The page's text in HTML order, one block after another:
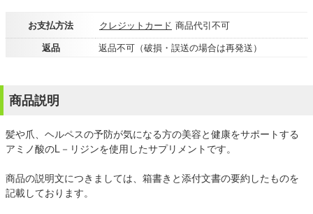
お支払方法 クレジットカード 商品代引不可
返品
返品不可（破損・誤送の場合は再発送）
商品説明
髪や爪、ヘルペスの予防が気になる方の美容と健康をサポートする
アミノ酸のL－リジンを使用したサプリメントです。
商品の説明文につきましては、箱書きと添付文書の要約したものを
記載しております。